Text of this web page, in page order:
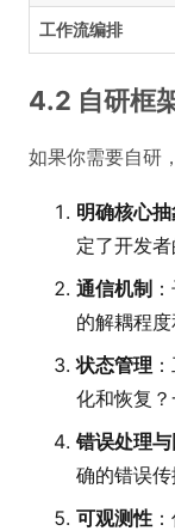
工作流编排
4.2 自研框
如果你需要自研
明确核心
定了开发者
通信机制
的解耦程度
状态管理
化和恢复
错误处理
确的错误传
可观测性